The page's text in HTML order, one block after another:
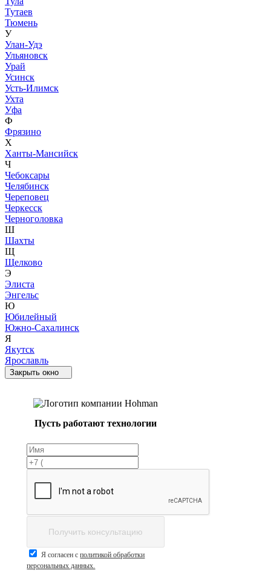
Тутаев
Тюмень
У
Улан-Удэ
Ульяновск
Урай
Усинск
Усть-Илимск
Ухта
Уфа
Ф
Фрязино
Х
Ханты-Мансийск
Ч
Чебоксары
Челябинск
Череповец
Черкесск
Черноголовка
Ш
Шахты
Щ
Щелково
Э
Элиста
Энгельс
Ю
Юбилейный
Южно-Сахалинск
Я
Якутск
Ярославль
Закрыть окно
Пусть работают технологии
Получить консультацию
Я согласен сполитикой обработки
персональных данных.